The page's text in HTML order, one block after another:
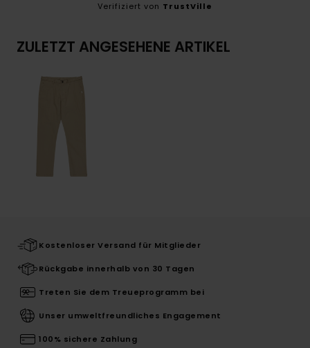
Verifiziert von TrustVille
ZULETZT ANGESEHENE ARTIKEL
Kostenloser Versand für Mitglieder
Rückgabe innerhalb von 30 Tagen
Treten Sie dem Treueprogramm bei
Unser umweltfreundliches Engagement
100% sichere Zahlung